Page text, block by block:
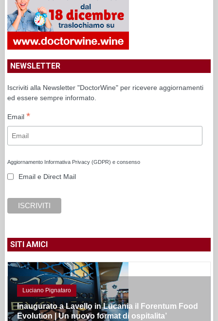
NEWSLETTER
Iscriviti alla Newsletter "DoctorWine" per ricevere aggiornamenti
ed essere sempre informato.
Email *
Aggiornamento Informativa Privacy (GDPR) e consenso
Email e Direct Mail
SITI AMICI
Luciano Pignataro
Inaugurato a Lavello in Lucania il Forentum Food
Evolution | Un nuovo format di ospitalita’